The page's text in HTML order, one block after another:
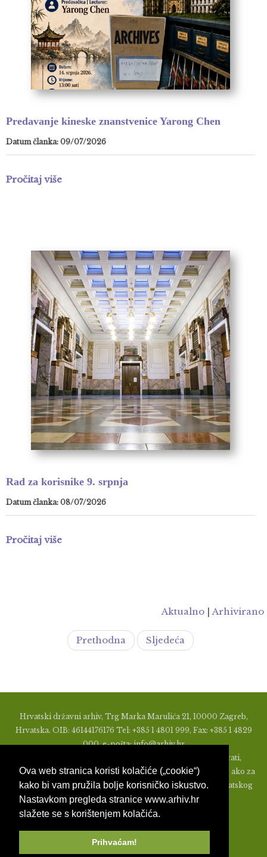
Ova web stranica koristi kolačiće („cookie“)
kako bi vam pružila bolje korisničko iskustvo.
Nastavkom pregleda stranice www.arhiv.hr
slažete se s korištenjem kolačića.
Prihvaćam!
Predavanje kineske znanstvenice Yarong Chen
Datum članka: 09/07/2026
Pročitaj više
Rad za korisnike 9. srpnja
Datum članka: 08/07/2026
Pročitaj više
Aktualno |Arhivirano
Prethodna Sljedeća
Hrvatski državni arhiv, Trg Marka Marulića 21, 10000 Zagreb,
Hrvatska. OIB: 46144176176 Tel: +385 1 4801 999, Fax: +385 1 4829
000, e-pošta: info@arhiv.hr
Zabranjeno je u bilo kojem obliku objavljivati, distribuirati,
mijenjati ili na ikoji način koristiti materijale s ovih stranica, ako za
to nije prethodno izdato pismeno odobrenje od strane Hrvatskog
državnog arhiva.